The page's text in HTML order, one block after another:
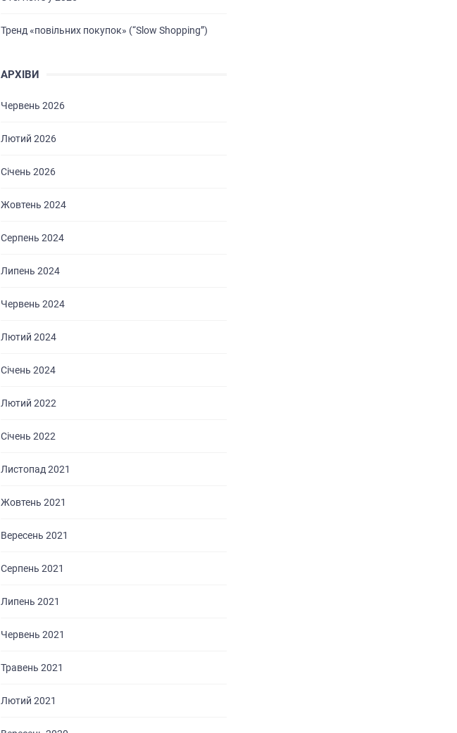
Тренд «повільних покупок» (“Slow Shopping”)
АРХІВИ
Червень 2026
Лютий 2026
Січень 2026
Жовтень 2024
Серпень 2024
Липень 2024
Червень 2024
Лютий 2024
Січень 2024
Лютий 2022
Січень 2022
Листопад 2021
Жовтень 2021
Вересень 2021
Серпень 2021
Липень 2021
Червень 2021
Травень 2021
Лютий 2021